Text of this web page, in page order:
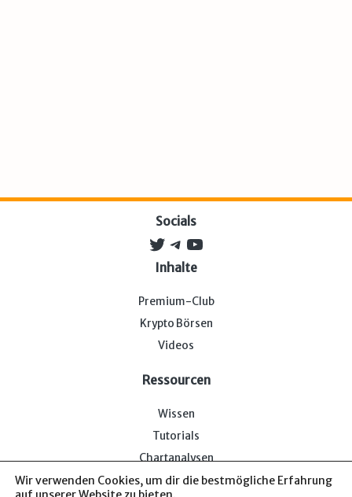
Socials
Twitter
Telegram
YouTube
Inhalte
Premium-Club
Krypto Börsen
Videos
Ressourcen
Wissen
Tutorials
Chartanalysen
Wir verwenden Cookies, um dir die bestmögliche Erfahrung